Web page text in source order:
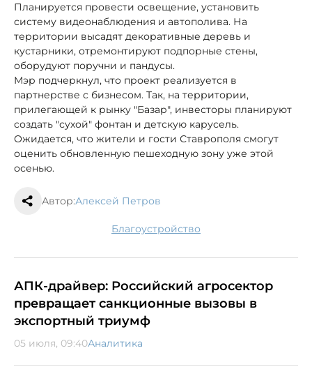
Планируется провести освещение, установить
систему видеонаблюдения и автополива. На
территории высадят декоративные деревь и
кустарники, отремонтируют подпорные стены,
оборудуют поручни и пандусы.
Мэр подчеркнул, что проект реализуется в
партнерстве с бизнесом. Так, на территории,
прилегающей к рынку "Базар", инвесторы планируют
создать "сухой" фонтан и детскую карусель.
Ожидается, что жители и гости Ставрополя смогут
оценить обновленную пешеходную зону уже этой
осенью.
Автор:Алексей Петров
благоустройство
АПК-драйвер: Российский агросектор
превращает санкционные вызовы в
экспортный триумф
05 июля, 09:40Аналитика